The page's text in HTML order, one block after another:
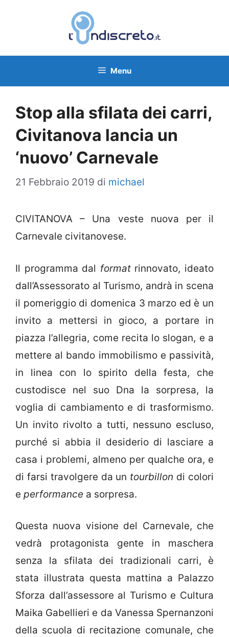
Menu
Stop alla sfilata dei carri,
Civitanova lancia un
‘nuovo’ Carnevale
21 Febbraio 2019 di michael
CIVITANOVA – Una veste nuova per il
Carnevale civitanovese.
Il programma dal formatrinnovato, ideato
dall’Assessorato al Turismo, andrà in scena
il pomeriggio di domenica 3 marzo ed è un
invito a mettersi in gioco, a portare in
piazza l’allegria, come recita lo slogan, e a
mettere al bando immobilismo e passività,
in linea con lo spirito della festa, che
custodisce nel suo Dna la sorpresa, la
voglia di cambiamento e di trasformismo.
Un invito rivolto a tutti, nessuno escluso,
purché si abbia il desiderio di lasciare a
casa i problemi, almeno per qualche ora, e
di farsi travolgere da un tourbillon di colori
e performance a sorpresa.
Questa nuova visione del Carnevale, che
vedrà protagonista gente in maschera
senza la sfilata dei tradizionali carri, è
stata illustrata questa mattina a Palazzo
Sforza dall’assessore al Turismo e Cultura
Maika Gabellieri e da Vanessa Spernanzoni
della scuola di recitazione comunale, che